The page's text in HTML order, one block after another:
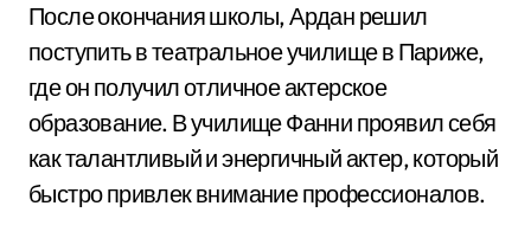
После окончания школы, Ардан решил
поступить в театральное училище в Париже,
где он получил отличное актерское
образование. В училище Фанни проявил себя
как талантливый и энергичный актер, который
быстро привлек внимание профессионалов.